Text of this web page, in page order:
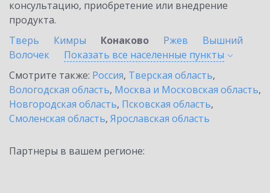
консультацию, приобретение или внедрение
продукта.
Тверь
Кимры Конаково Ржев
Вышний
Волочек
Показать все населенные пункты
Смотрите также: Россия, Тверская область,
Вологодская область, Москва и Московская область,
Новгородская область, Псковская область,
Смоленская область, Ярославская область
Партнеры в вашем регионе: